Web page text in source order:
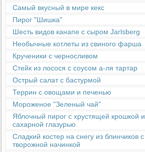
Самый вкусный в мире кекс
Пирог "Шишка"
Шесть видов канапе с сыром Jarlsberg
Необычные котлеты из свиного фарша
Крученики с черносливом
Стейк из лосося с соусом а-ля тартар
Острый салат с бастурмой
Террин с овощами и печенью
Мороженое "Зеленый чай"
Яблочный пирог с хрустящей крошкой и
сахарной глазурью
Сладкий костер на снегу из блинчиков с
творожной начинкой